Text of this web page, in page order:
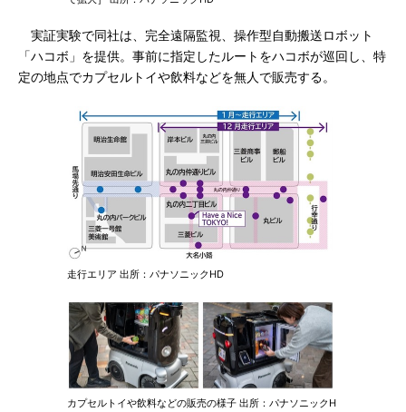
実証実験で同社は、完全遠隔監視、操作型自動搬送ロボット
「ハコボ」を提供。事前に指定したルートをハコボが巡回し、特
定の地点でカプセルトイや飲料などを無人で販売する。
走行エリア 出所：パナソニックHD
カプセルトイや飲料などの販売の様子 出所：パナソニックH